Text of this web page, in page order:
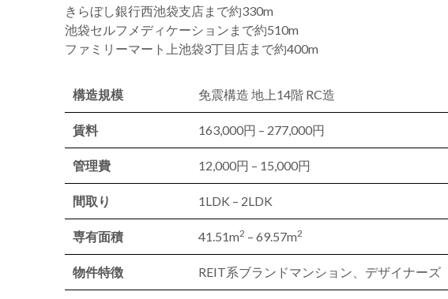
きらぼし銀行西池袋支店まで約330m
池袋セルフメディケーションまで約510m
ファミリーマート上池袋3丁目店まで約400m
構造規模 免震構造 地上14階 RC造
賃料 163,000円 – 277,000円
管理費 12,000円 – 15,000円
間取り 1LDK – 2LDK
専有面積 41.51m2 – 69.57m2
物件特徴 REIT系ブランドマンション、デザイナーズ